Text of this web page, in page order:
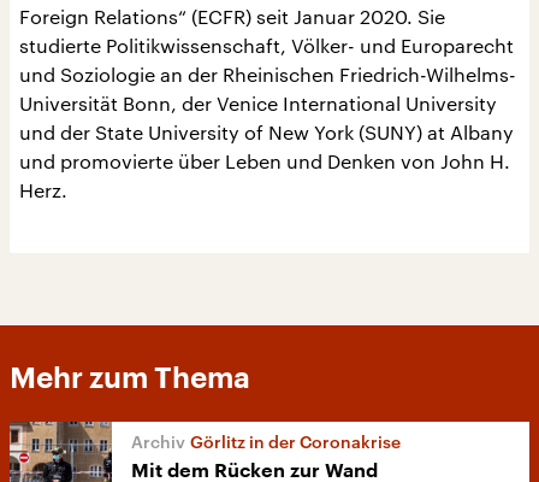
Foreign Relations“ (ECFR) seit Januar 2020. Sie
studierte Politikwissenschaft, Völker- und Europarecht
und Soziologie an der Rheinischen Friedrich-Wilhelms-
Universität Bonn, der Venice International University
und der State University of New York (SUNY) at Albany
und promovierte über Leben und Denken von John H.
Herz.
Mehr zum Thema
Görlitz in der Coronakrise
Mit dem Rücken zur Wand